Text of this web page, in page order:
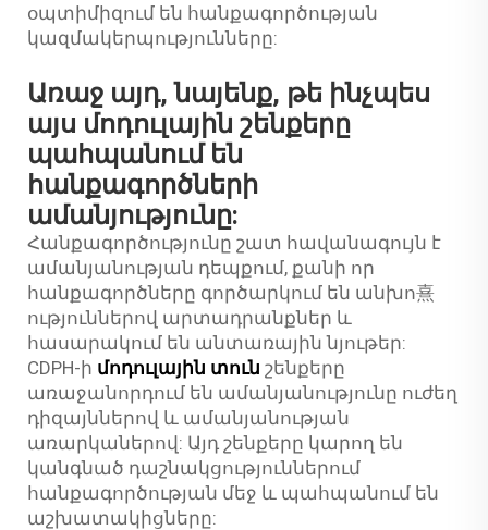
օպտիմիզում են հանքագործության
կազմակերպությունները:
Առաջ այդ, նայենք, թե ինչպես
այս մոդուլային շենքերը
պահպանում են
հանքագործների
ամանյությունը:
Հանքագործությունը շատ հավանագույն է
ամանյանության դեպքում, քանի որ
հանքագործները գործարկում են անխո熹
ություններով արտադրանքներ և
հասարակում են անտառային նյութեր:
CDPH-ի մոդուլային տուն շենքերը
առաջանորդում են ամանյանությունը ուժեղ
դիզայններով և ամանյանության
առարկաներով: Այդ շենքերը կարող են
կանգնած դաշնակցություններում
հանքագործության մեջ և պահպանում են
աշխատակիցները: